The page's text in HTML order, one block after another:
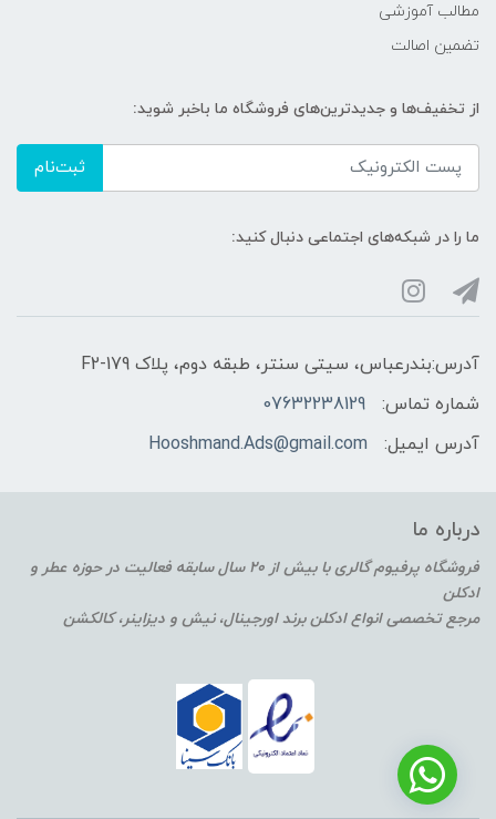
مطالب آموزشی
تضمین اصالت
از تخفیف‌ها و جدیدترین‌های فروشگاه ما باخبر شوید:
ثبت‌نام
ما را در شبکه‌های اجتماعی دنبال کنید:
آدرس:بندرعباس، سیتی سنتر، طبقه دوم، پلاک F2-179
شماره تماس:
07632238129
آدرس ایمیل:
Hooshmand.Ads@gmail.com
درباره ما
فروشگاه پرفیوم گالری با بیش از 20 سال سابقه فعالیت در حوزه عطر و
ادکلن
مرجع تخصصی انواع ادکلن برند اورجینال، نیش و دیزاینر، کالکشن